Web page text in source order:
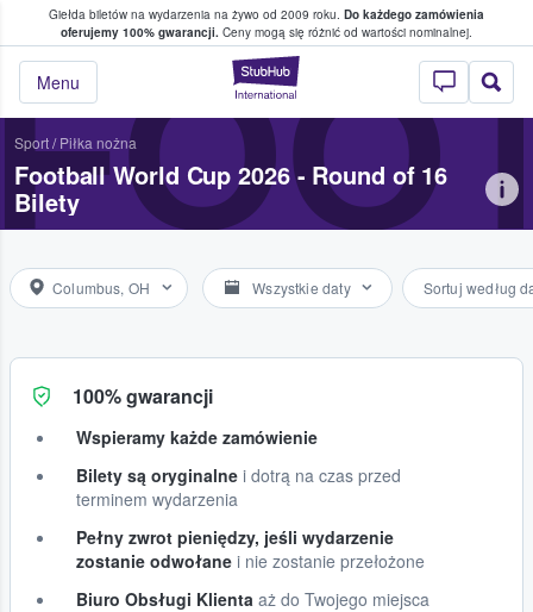
Giełda biletów na wydarzenia na żywo od 2009 roku. Do każdego zamówienia
oferujemy 100% gwarancji. Ceny mogą się różnić od wartości nominalnej.
StubHub —
Menu
w którym fani i kibice kupują i
Sport/ Piłka nożna
Football World Cup 2026 - Round of 16
Bilety
Columbus, OH Wszystkie daty Sortuj według
100% gwarancji
Wspieramy każde zamówienie
Bilety są oryginalne i dotrą na czas przed
terminem wydarzenia
Pełny zwrot pieniędzy, jeśli wydarzenie
zostanie odwołane i nie zostanie przełożone
Biuro Obsługi Klienta aż do Twojego miejsca